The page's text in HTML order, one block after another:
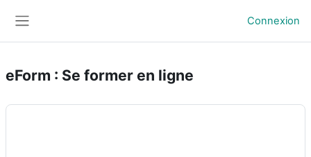
Connexion
eForm : Se former en ligne